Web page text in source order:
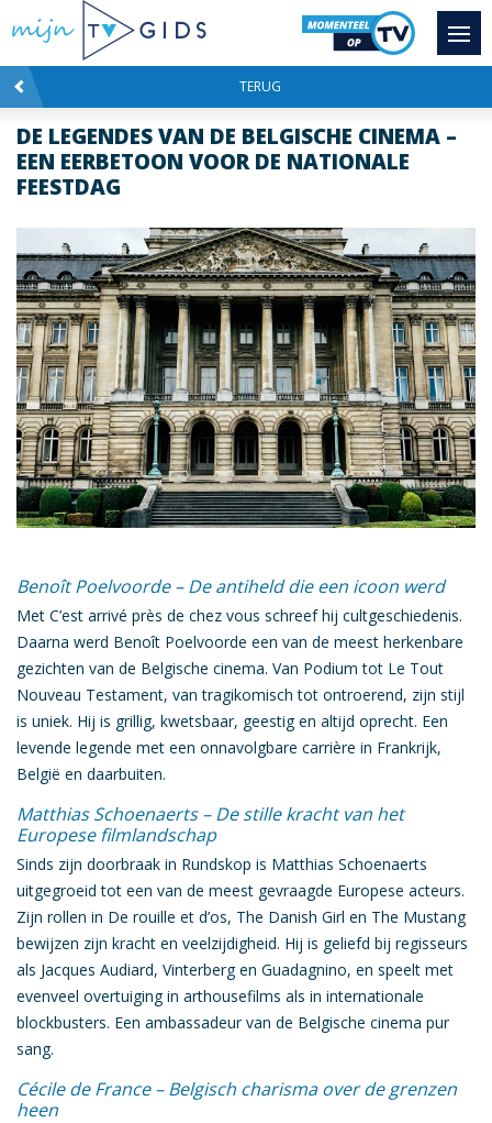
TERUG
DE LEGENDES VAN DE BELGISCHE CINEMA –
EEN EERBETOON VOOR DE NATIONALE
FEESTDAG
Benoît Poelvoorde – De antiheld die een icoon werd
Met C’est arrivé près de chez vous schreef hij cultgeschiedenis.
Daarna werd Benoît Poelvoorde een van de meest herkenbare
gezichten van de Belgische cinema. Van Podium tot Le Tout
Nouveau Testament, van tragikomisch tot ontroerend, zijn stijl
is uniek. Hij is grillig, kwetsbaar, geestig en altijd oprecht. Een
levende legende met een onnavolgbare carrière in Frankrijk,
België en daarbuiten.
Matthias Schoenaerts – De stille kracht van het
Europese filmlandschap
Sinds zijn doorbraak in Rundskop is Matthias Schoenaerts
uitgegroeid tot een van de meest gevraagde Europese acteurs.
Zijn rollen in De rouille et d’os, The Danish Girl en The Mustang
bewijzen zijn kracht en veelzijdigheid. Hij is geliefd bij regisseurs
als Jacques Audiard, Vinterberg en Guadagnino, en speelt met
evenveel overtuiging in arthousefilms als in internationale
blockbusters. Een ambassadeur van de Belgische cinema pur
sang.
Cécile de France – Belgisch charisma over de grenzen
heen